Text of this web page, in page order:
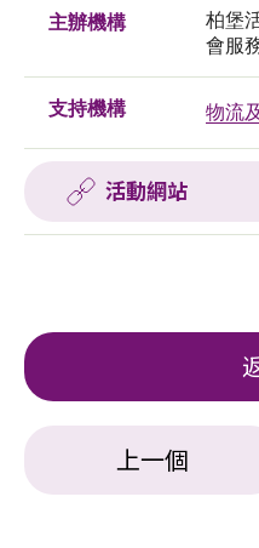
主辦機構
柏堡
會服
支持機構 物流
活動網站
上一個